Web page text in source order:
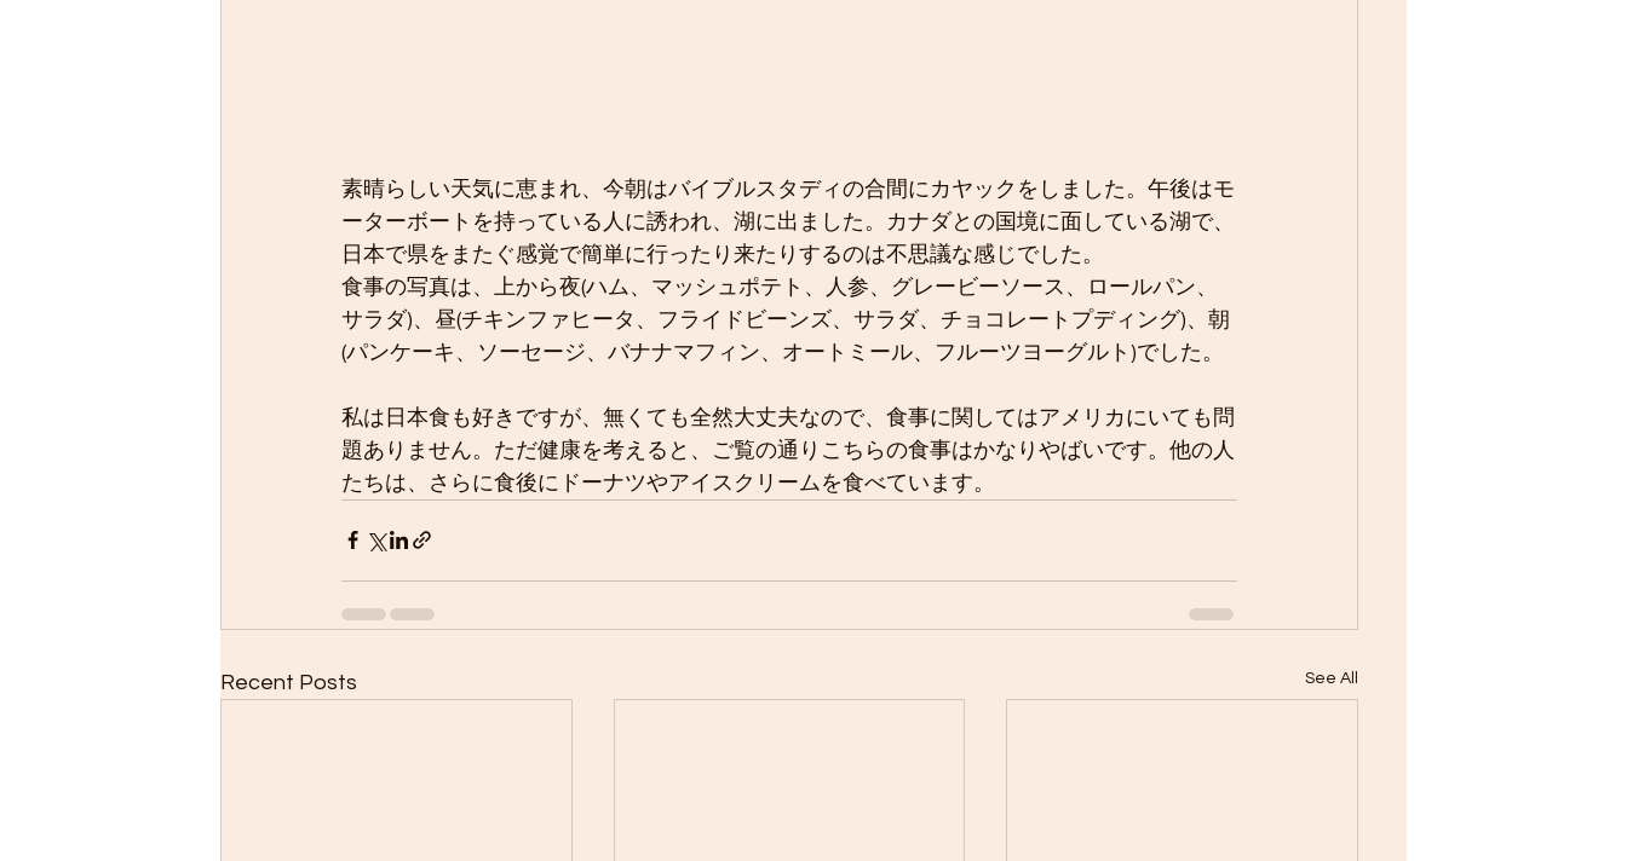
素晴らしい天気に恵まれ、今朝はバイブルスタディの合間にカヤックをしました。午後はモ
ーターボートを持っている人に誘われ、湖に出ました。カナダとの国境に面している湖で、
日本で県をまたぐ感覚で簡単に行ったり来たりするのは不思議な感じでした。
食事の写真は、上から夜(ハム、マッシュポテト、人参、グレービーソース、ロールパン、
サラダ)、昼(チキンファヒータ、フライドビーンズ、サラダ、チョコレートプディング)、朝
(パンケーキ、ソーセージ、バナナマフィン、オートミール、フルーツヨーグルト)でした。
私は日本食も好きですが、無くても全然大丈夫なので、食事に関してはアメリカにいても問
題ありません。ただ健康を考えると、ご覧の通りこちらの食事はかなりやばいです。他の人
たちは、さらに食後にドーナツやアイスクリームを食べています。
Recent Posts See All